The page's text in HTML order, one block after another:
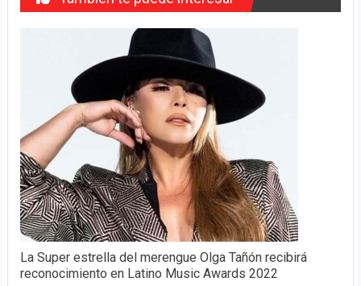
La Super estrella del merengue Olga Tañón recibirá
reconocimiento en Latino Music Awards 2022